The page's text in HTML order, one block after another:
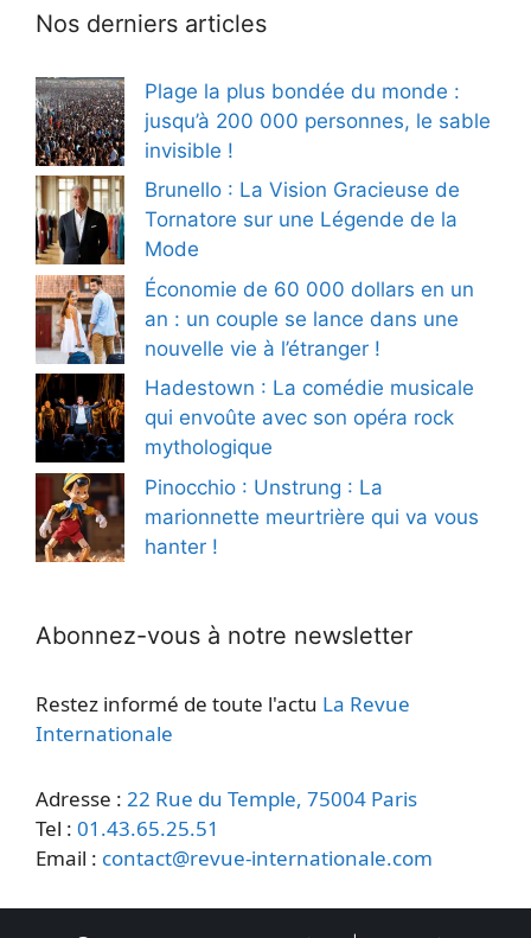
Nos derniers articles
Plage la plus bondée du monde :
jusqu’à 200 000 personnes, le sable
invisible !
Brunello : La Vision Gracieuse de
Tornatore sur une Légende de la
Mode
Économie de 60 000 dollars en un
an : un couple se lance dans une
nouvelle vie à l’étranger !
Hadestown : La comédie musicale
qui envoûte avec son opéra rock
mythologique
Pinocchio : Unstrung : La
marionnette meurtrière qui va vous
hanter !
Abonnez-vous à notre newsletter
Restez informé de toute l'actu La Revue
Internationale
Adresse : 22 Rue du Temple, 75004 Paris
Tel : 01.43.65.25.51
Email : contact@revue-internationale.com